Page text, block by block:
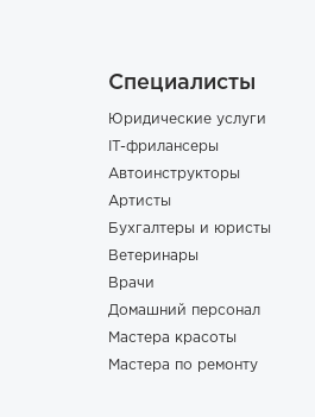
Специалисты
Юридические услуги
IT-фрилансеры
Автоинструкторы
Артисты
Бухгалтеры и юристы
Ветеринары
Врачи
Домашний персонал
Мастера красоты
Мастера по ремонту